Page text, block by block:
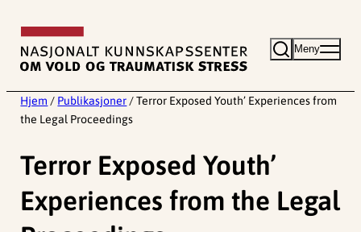
innhold
Meny
Hjem / Publikasjoner / Terror Exposed Youth’ Experiences from
the Legal Proceedings
Terror Exposed Youth’
Experiences from the Legal